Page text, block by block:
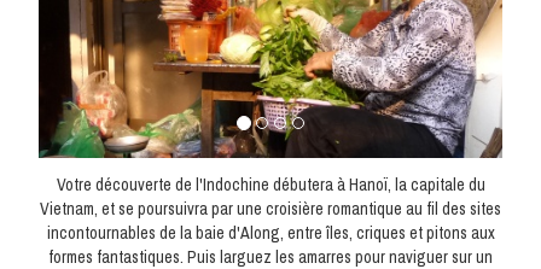
Votre découverte de l'Indochine débutera à Hanoï, la capitale du
Vietnam, et se poursuivra par une croisière romantique au fil des sites
incontournables de la baie d'Along, entre îles, criques et pitons aux
formes fantastiques. Puis larguez les amarres pour naviguer sur un